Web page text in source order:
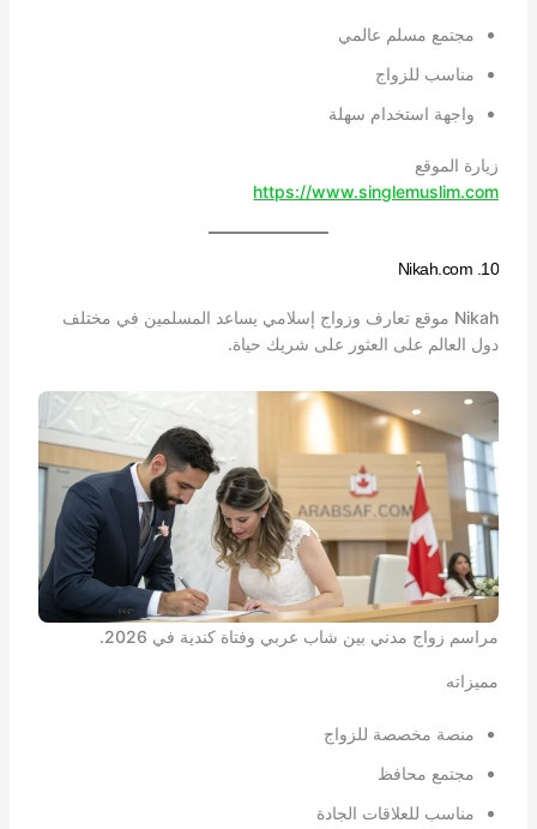
مجتمع مسلم عالمي
مناسب للزواج
واجهة استخدام سهلة
زيارة الموقع
https://www.singlemuslim.com
10. Nikah.com
Nikah موقع تعارف وزواج إسلامي يساعد المسلمين في مختلف
دول العالم على العثور على شريك حياة.
مراسم زواج مدني بين شاب عربي وفتاة كندية في 2026.
مميزاته
منصة مخصصة للزواج
مجتمع محافظ
مناسب للعلاقات الجادة